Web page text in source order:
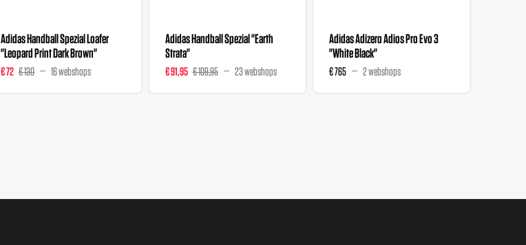
Adidas Handball Spezial Loafer
"Leopard Print Dark Brown"
€ 72 € 130 16 webshops
Adidas Handball Spezial "Earth
Strata"
€ 91,95 € 109,95 23 webshops
Adidas Adizero Adios Pro Evo 3
"White Black"
€ 765 2 webshops